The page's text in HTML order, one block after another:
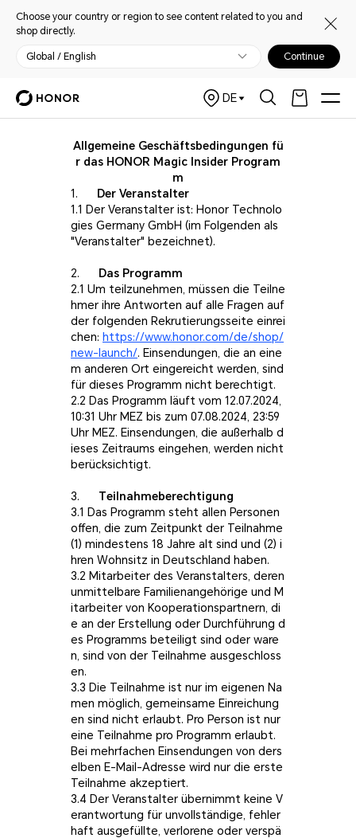
Choose your country or region to see content related to you and
shop directly.
Global / English Continue
DE
Allgemeine Geschäftsbedingungen fü
r das HONOR Magic Insider Program
m
1.
Der Veranstalter
1.1 Der Veranstalter ist: Honor Technolo
gies Germany GmbH (im Folgenden als
"Veranstalter" bezeichnet).
2.
Das Programm
2.1 Um teilzunehmen, müssen die Teilne
hmer ihre Antworten auf alle Fragen auf
der folgenden Rekrutierungsseite einrei
chen: https://www.honor.com/de/shop/
new-launch/. Einsendungen, die an eine
m anderen Ort eingereicht werden, sind
für dieses Programm nicht berechtigt.
2.2 Das Programm läuft vom 12.07.2024,
10:31 Uhr MEZ bis zum 07.08.2024, 23:59
Uhr MEZ. Einsendungen, die außerhalb d
ieses Zeitraums eingehen, werden nicht
berücksichtigt.
3. Teilnahmeberechtigung
3.1 Das Programm steht allen Personen
offen, die zum Zeitpunkt der Teilnahme
(1) mindestens 18 Jahre alt sind und (2) i
hren Wohnsitz in Deutschland haben.
3.2 Mitarbeiter des Veranstalters, deren
unmittelbare Familienangehörige und M
itarbeiter von Kooperationspartnern, di
e an der Erstellung oder Durchführung d
es Programms beteiligt sind oder ware
n, sind von der Teilnahme ausgeschloss
en.
3.3 Die Teilnahme ist nur im eigenen Na
men möglich, gemeinsame Einreichung
en sind nicht erlaubt. Pro Person ist nur
eine Teilnahme pro Programm erlaubt.
Bei mehrfachen Einsendungen von ders
elben E-Mail-Adresse wird nur die erste
Teilnahme akzeptiert.
3.4 Der Veranstalter übernimmt keine V
erantwortung für unvollständige, fehler
haft ausgefüllte, verlorene oder verspä